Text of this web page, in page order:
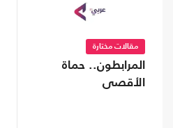
مقالات مختارة
المرابطون.. حماة
الأقصى